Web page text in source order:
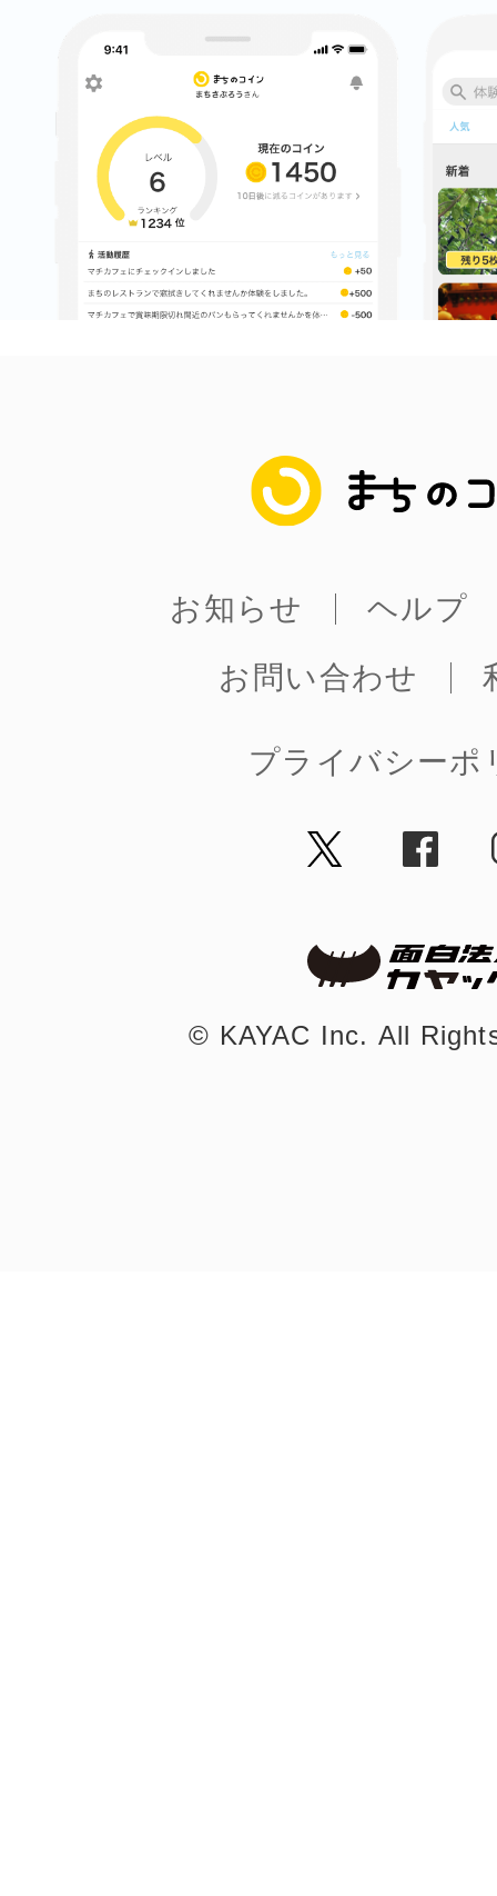
まちのコイン
お知らせ
ヘルプ
お問い合わせ
プライバシーポ
©︎ KAYAC Inc. All